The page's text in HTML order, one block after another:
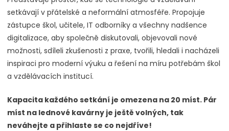
setkávají v přátelské a neformální atmosféře. Propojuje
zástupce škol, učitele, IT odborníky a všechny nadšence
digitalizace, aby společně diskutovali, objevovali nové
možnosti, sdíleli zkušenosti z praxe, tvořili, hledali i nacházeli
inspiraci pro moderní výuku a řešení na míru potřebám škol
a vzdělávacích institucí.
Kapacita každého setkání je omezena na 20 míst. Pár
míst na lednové kavárny je ještě volných, tak
neváhejte a přihlaste se co nejdříve!